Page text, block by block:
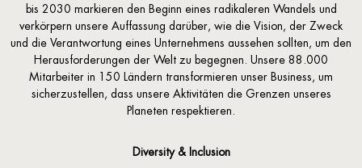
bis 2030 markieren den Beginn eines radikaleren Wandels und
verkörpern unsere Auffassung darüber, wie die Vision, der Zweck
und die Verantwortung eines Unternehmens aussehen sollten, um den
Herausforderungen der Welt zu begegnen. Unsere 88.000
Mitarbeiter in 150 Ländern transformieren unser Business, um
sicherzustellen, dass unsere Aktivitäten die Grenzen unseres
Planeten respektieren.
Diversity & Inclusion